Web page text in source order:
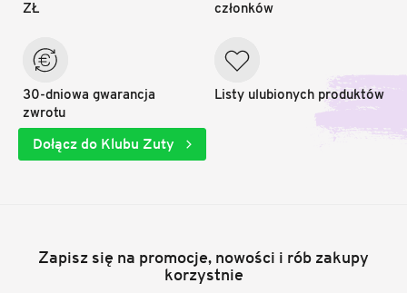
ZŁ
30-dniowa gwarancja
zwrotu
członków
Listy ulubionych produktów
Dołącz do Klubu Zuty
Zapisz się na promocje, nowości i rób zakupy
korzystnie